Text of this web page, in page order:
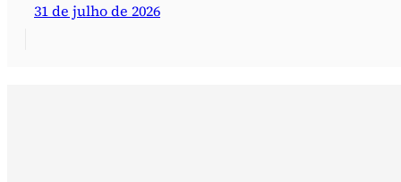
31 de julho de 2026